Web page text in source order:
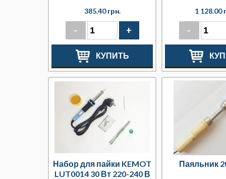
385.40 грн.
- +
КУПИТЬ
1 128.00
-
Набор для пайки KEMOT
LUT0014 30 Вт 220-240 В
Паяльник